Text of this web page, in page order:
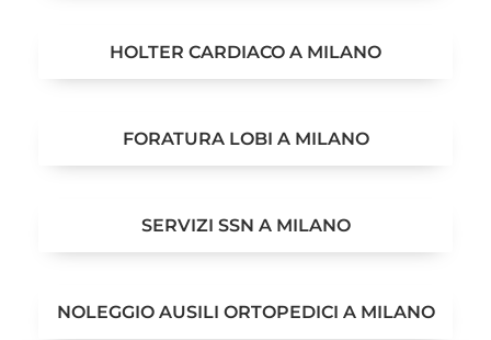
HOLTER CARDIACO A MILANO
FORATURA LOBI A MILANO
SERVIZI SSN A MILANO
NOLEGGIO AUSILI ORTOPEDICI A MILANO